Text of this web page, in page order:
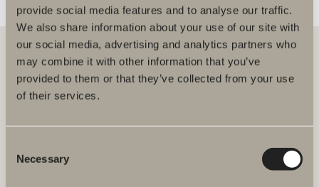
provide social media features and to analyse our traffic.
We also share information about your use of our site with
our social media, advertising and analytics partners who
may combine it with other information that you’ve
provided to them or that they’ve collected from your use
of their services.
Selection
Necessary
Hos oss hittar du allt för hela badrummet. Från badrumsmöbler,
tvättställ och blandare till duschar, badkar, handdukstorkar och WC.
514 60 Dalstorp